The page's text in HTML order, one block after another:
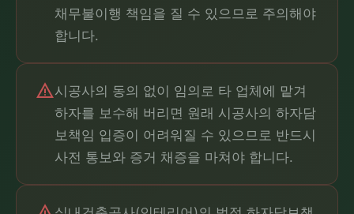
채무불이행 책임을 질 수 있으므로 주의해야
합니다.
warning시공사의 동의 없이 임의로 타 업체에 맡겨
하자를 보수해 버리면 원래 시공사의 하자담
보책임 입증이 어려워질 수 있으므로 반드시
사전 통보와 증거 채증을 마쳐야 합니다.